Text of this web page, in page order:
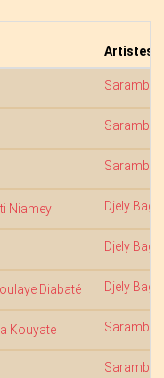
Artistes
Saramba
Saramba
Saramba
Niamey Djely Bagui
Djely Bagui
Diabaté Djely Bagui
Kouyate Saramba
Saramba